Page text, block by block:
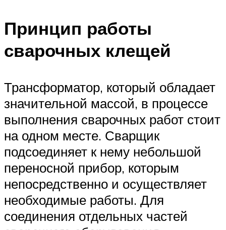
Принцип работы
сварочных клещей
Трансформатор, который обладает
значительной массой, в процессе
выполнения сварочных работ стоит
на одном месте. Сварщик
подсоединяет к нему небольшой
переносной прибор, которым
непосредственно и осуществляет
необходимые работы. Для
соединения отдельных частей